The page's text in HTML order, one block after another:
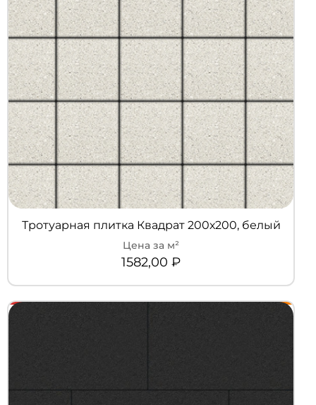
Тротуарная плитка Квадрат 200х200, белый
1582,00 ₽